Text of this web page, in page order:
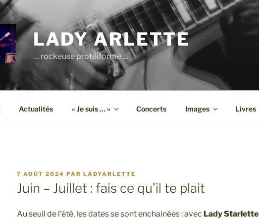
LADY ARLETTE
… rockeuse protéiforme …
Actualités « Je suis … » Concerts Images Livres
PUBLIÉ
LE
7 AOÛT 2024 PAR LADYARLETTE
Juin – Juillet : fais ce qu’il te plait
Au seuil de l’été, les dates se sont enchainées : avec Lady Starlette